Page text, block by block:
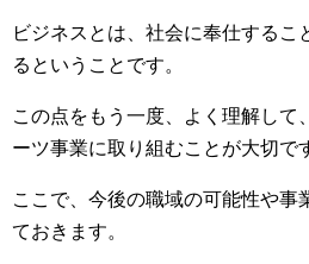
ビジネスとは、社会に奉仕するこ
るということです。
この点をもう一度、よく理解して
ーツ事業に取り組むことが大切で
ここで、今後の職域の可能性や事
ておきます。